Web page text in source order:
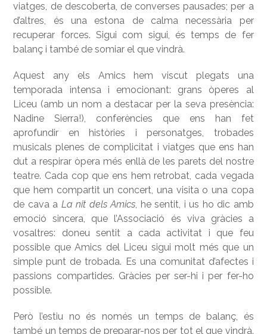
viatges, de descoberta, de converses pausades; per a
d’altres, és una estona de calma necessària per
recuperar forces. Sigui com sigui, és temps de fer
balanç i també de somiar el que vindrà.
Aquest any els Amics hem viscut plegats una
temporada intensa i emocionant: grans òperes al
Liceu (amb un nom a destacar per la seva presència:
Nadine Sierra!), conferències que ens han fet
aprofundir en històries i personatges, trobades
musicals plenes de complicitat i viatges que ens han
dut a respirar òpera més enllà de les parets del nostre
teatre. Cada cop que ens hem retrobat, cada vegada
que hem compartit un concert, una visita o una copa
de cava a La nit dels Amics, he sentit, i us ho dic amb
emoció sincera, que l’Associació és viva gràcies a
vosaltres: doneu sentit a cada activitat i que feu
possible que Amics del Liceu sigui molt més que un
simple punt de trobada. Es una comunitat d’afectes i
passions compartides. Gràcies per ser-hi i per fer-ho
possible.
Però l’estiu no és només un temps de balanç, és
també un temps de preparar-nos per tot el que vindrà.